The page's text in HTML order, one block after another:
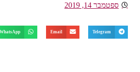
ספטמבר 14, 2019
Telegram
Email
WhatsApp